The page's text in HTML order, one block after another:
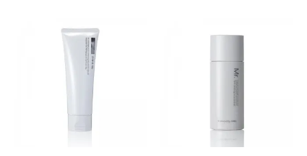
2022年12月22日時点で、科学文献
データベースPubMed及びGoogle
scholarにより国内化粧品業界にお
いて該当文献がないことを確認（ポ
ん。ノンコメドジェニックテスト済
であること(*2)を業界で初めて発見
(*3)。ニキビ・肌荒れ予防有効成分
と保湿成分を新たに配合。これまで
の乾燥・テカリへのケアはそのまま
ローチする進化を遂げました。うる
であること(*2)を業界で初めて発見
と保湿成分を新たに配合。これまで
の乾燥・テカリへのケアはそのまま
に、肌荒れ・ニキビ予防など“今”の
肌悩みに応え、“未来”を見据えて好
印象の鍵となるハリ・ツヤへもアプ
ローチする進化を遂げました。うる
おいを逃しやすい男性肌に着目し、